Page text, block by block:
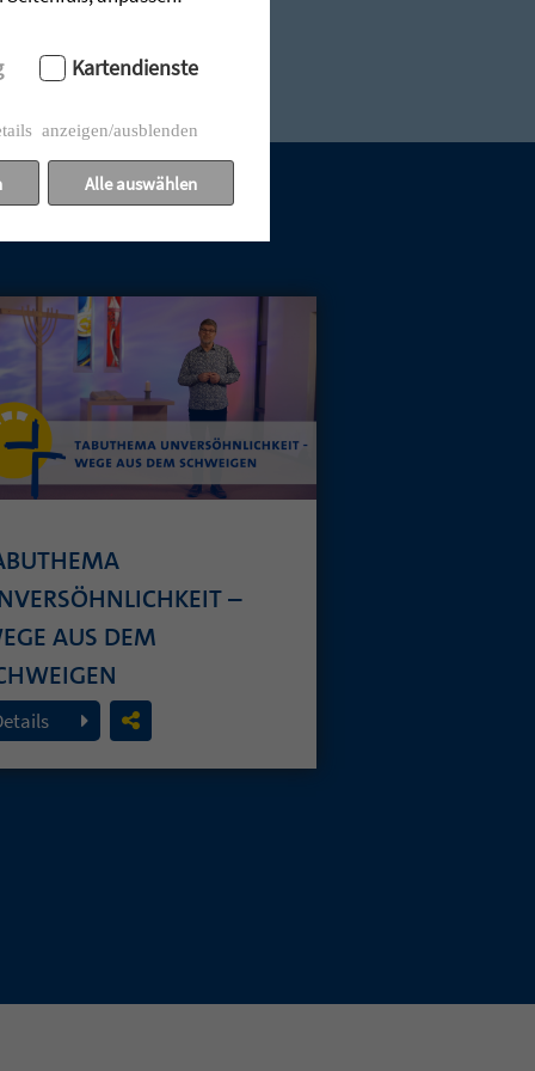
–
AUS DEM
Juli 2026
Kartendienste
anzeigen/ausblenden
Alle auswählen